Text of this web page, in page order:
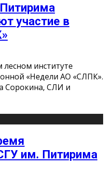
участие в
институте
«Недели АО «СЛПК».
Сорокина, СЛИ и
им. Питирима